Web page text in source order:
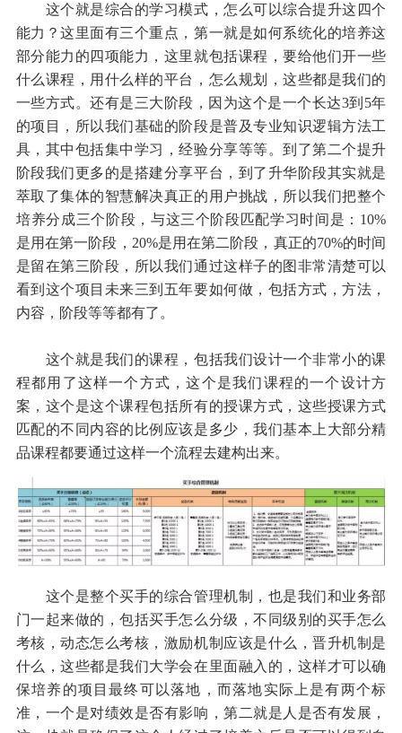
这个就是综合的学习模式，怎么可以综合提升这四个
能力？这里面有三个重点，第一就是如何系统化的培养这
部分能力的四项能力，这里就包括课程，要给他们开一些
什么课程，用什么样的平台，怎么规划，这些都是我们的
一些方式。还有是三大阶段，因为这个是一个长达3到5年
的项目，所以我们基础的阶段是普及专业知识逻辑方法工
具，其中包括集中学习，经验分享等等。到了第二个提升
阶段我们更多的是搭建分享平台，到了升华阶段其实就是
萃取了集体的智慧解决真正的用户挑战，所以我们把整个
培养分成三个阶段，与这三个阶段匹配学习时间是：10%
是用在第一阶段，20%是用在第二阶段，真正的70%的时间
是留在第三阶段，所以我们通过这样子的图非常清楚可以
看到这个项目未来三到五年要如何做，包括方式，方法，
内容，阶段等等都有了。
这个就是我们的课程，包括我们设计一个非常小的课
程都用了这样一个方式，这个是我们课程的一个设计方
案，这个是这个课程包括所有的授课方式，这些授课方式
匹配的不同内容的比例应该是多少，我们基本上大部分精
品课程都要通过这样一个流程去建构出来。
这个是整个买手的综合管理机制，也是我们和业务部
门一起来做的，包括买手怎么分级，不同级别的买手怎么
考核，动态怎么考核，激励机制应该是什么，晋升机制是
什么，这些都是我们大学会在里面融入的，这样才可以确
保培养的项目最终可以落地，而落地实际上是有两个标
准，一个是对绩效是否有影响，第二就是人是否有发展，